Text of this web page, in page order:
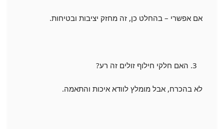
אם אפשרי – בהחלט כן, זה מחזק יציבות ובטיחות.
האם חלקי חילוף זולים זה רע?
לא בהכרח, אבל מומלץ לוודא איכות והתאמה.